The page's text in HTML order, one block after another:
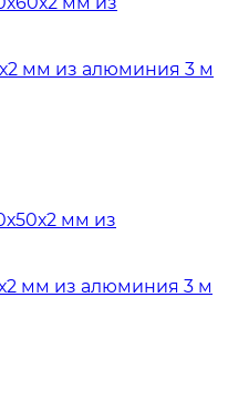
мм из алюминия 3 м
мм из алюминия 3 м